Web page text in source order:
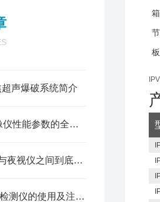
声爆破系统简介
梅思安红外热成像仪性能参数的全面解析
Flir手持式热像仪与夜视仪之间到底有什么区别？
GC10便携式气体检测仪的使用及注意要点分享